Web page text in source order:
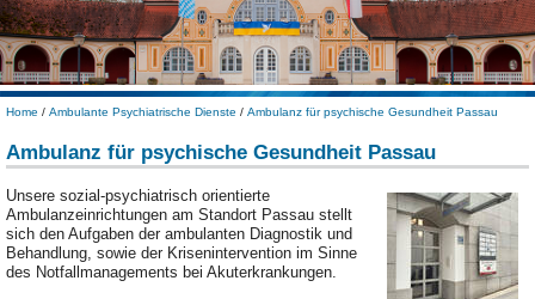
Home / Ambulante Psychiatrische Dienste / Ambulanz für psychische Gesundheit Passau
Ambulanz für psychische Gesundheit Passau
Unsere sozial-psychiatrisch orientierte
Ambulanzeinrichtungen am Standort Passau stellt
sich den Aufgaben der ambulanten Diagnostik und
Behandlung, sowie der Krisenintervention im Sinne
des Notfallmanagements bei Akuterkrankungen.